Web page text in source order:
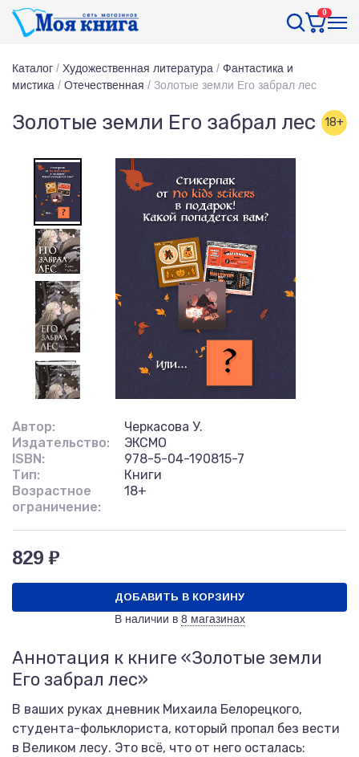
0
Каталог / Художественная литература / Фантастика и
мистика / Отечественная / Золотые земли Его забрал лес
Золотые земли Его забрал лес 18+
Автор:
Черкасова У.
Издательство:
ЭКСМО
ISBN:
978-5-04-190815-7
Тип:
Книги
Возрастное
ограничение:
18+
829 ₽
ДОБАВИТЬ В КОРЗИНУ
В наличии в 8 магазинах
Аннотация к книге «Золотые земли
Его забрал лес»
В ваших руках дневник Михаила Белорецкого,
студента-фольклориста, который пропал без вести
в Великом лесу. Это всё, что от него осталась: